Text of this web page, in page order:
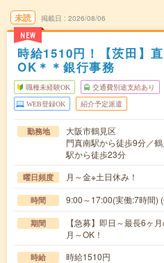
未読
NEW
掲載日 2026/08/06
時給1510円！【茨田】
OK＊＊銀行事務
職種未経験OK 交通費別途支給あり
WEB登録OK 紹介予定派遣
勤務地
大阪市鶴見区
門真南駅から徒歩9分／
駅から徒歩23分
曜日頻度 月～金※土日休み！
時間 9:00～17:00(実働:7時間
期間
【急募】即日～最長6
月～OK！
時給 時給1510円